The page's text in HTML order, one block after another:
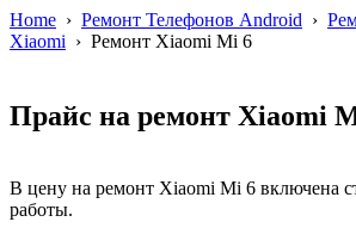
Home › Ремонт Телефонов Android ›
Xiaomi › Ремонт Xiaomi Mi 6
Прайс на ремонт Xiaomi
В цену на ремонт Xiaomi Mi 6 включена
работы.